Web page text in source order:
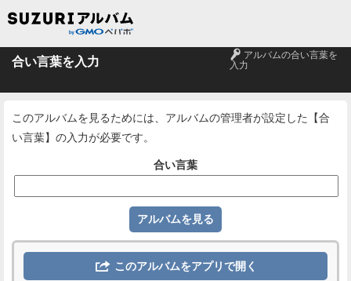
合い言葉を入力 🔑 アルバムの合い言葉を
入力
このアルバムを見るためには、アルバムの管理者が設定した【合
い言葉】の入力が必要です。
合い言葉
 このアルバムをアプリで開く